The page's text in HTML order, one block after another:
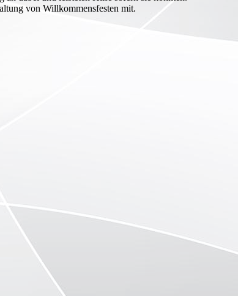
von Willkommensfesten mit.